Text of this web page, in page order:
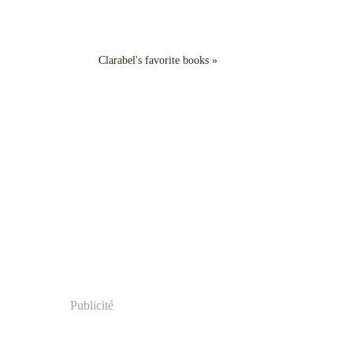
Clarabel's favorite books »
Publicité